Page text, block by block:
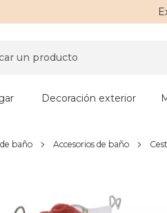
Decoración exterior
baño Accesorios de baño